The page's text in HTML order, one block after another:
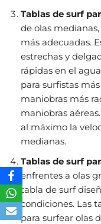
Tablas de surf
de olas
más adecuadas.
estrechas y
rápidas en el
para surfistas
maniobras más
maniobras
al máximo la
medianas.
Tablas de surf
enfrentes a olas
tabla de surf
condiciones. Las
para surfear olas